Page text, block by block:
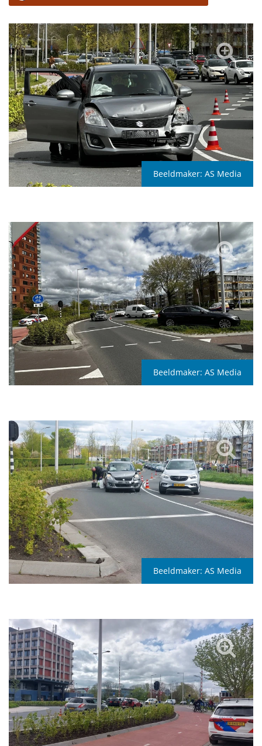
Beeldmaker: AS Media
Beeldmaker: AS Media
Beeldmaker: AS Media